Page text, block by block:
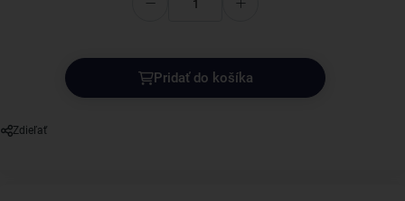
Pridať do košíka
Zdieľať